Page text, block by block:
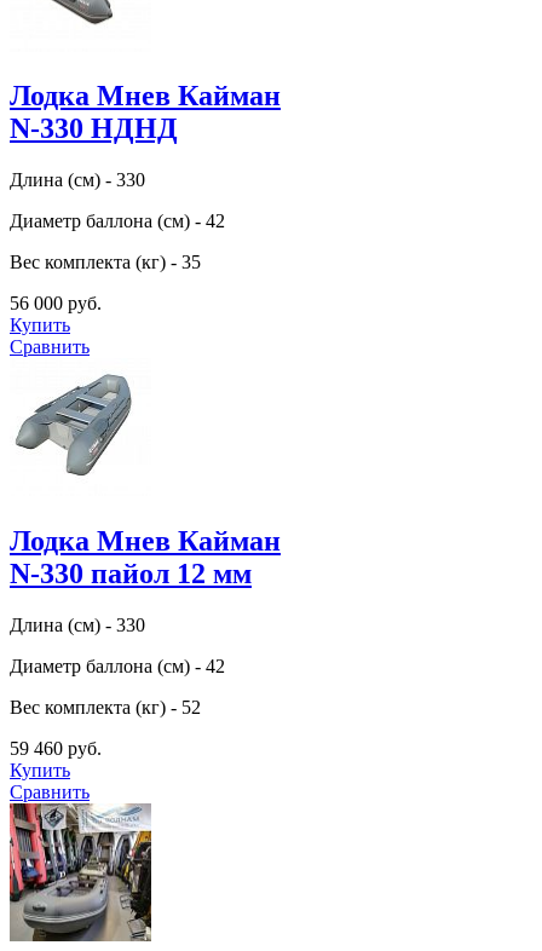
Лодка Мнев Кайман
N-330 НДНД
Длина (см) - 330
Диаметр баллона (см) - 42
Вес комплекта (кг) - 35
56 000 руб.
Купить
Сравнить
Лодка Мнев Кайман
N-330 пайол 12 мм
Длина (см) - 330
Диаметр баллона (см) - 42
Вес комплекта (кг) - 52
59 460 руб.
Купить
Сравнить